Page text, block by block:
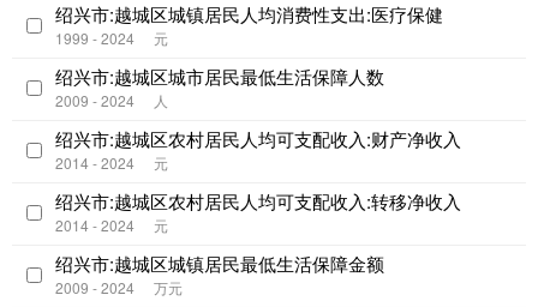
绍兴市:越城区城镇居民人均消费性支出:医疗保健
1999 - 2024 元
绍兴市:越城区城市居民最低生活保障人数
2009 - 2024 人
绍兴市:越城区农村居民人均可支配收入:财产净收入
2014 - 2024 元
绍兴市:越城区农村居民人均可支配收入:转移净收入
2014 - 2024 元
绍兴市:越城区城镇居民最低生活保障金额
2009 - 2024 万元